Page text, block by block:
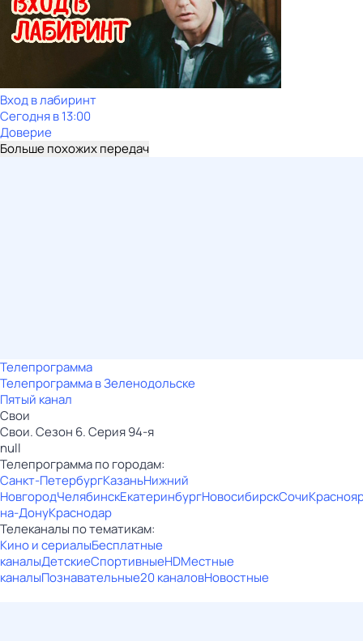
Вход в лабиринт
Сегодня в 13:00
Доверие
Больше похожих передач
Телепрограмма
Телепрограмма в Зеленодольске
Пятый канал
Свои
Свои. Сезон 6. Серия 94-я
null
Телепрограмма по городам:
Санкт-ПетербургКазаньНижний
НовгородЧелябинскЕкатеринбургНовосибирскСочи
на-ДонуКраснодар
Телеканалы по тематикам:
Кино и сериалыБесплатные
каналыДетскиеСпортивныеHDМестные
каналыПознавательные20 каналовНовостные